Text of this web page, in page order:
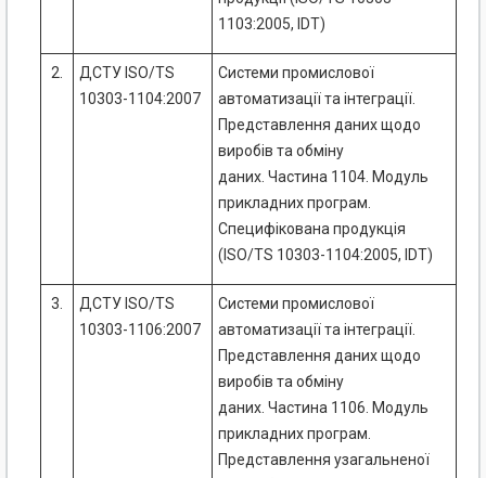
1103:2005, IDT)
2.
ДСТУ ISO/TS
10303-1104:2007
Системи промислової
автоматизації та інтеграції.
Представлення даних щодо
виробів та обміну
даних. Частина 1104. Модуль
прикладних програм.
Специфікована продукція
(ISO/TS 10303-1104:2005, IDT)
3.
ДСТУ ISO/TS
10303-1106:2007
Системи промислової
автоматизації та інтеграції.
Представлення даних щодо
виробів та обміну
даних. Частина 1106. Модуль
прикладних програм.
Представлення узагальненої